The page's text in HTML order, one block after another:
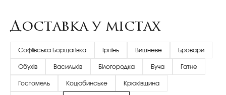
Доставка у містах
Софіївська Борщагівка Ірпінь Вишневе Бровари
Обухів Васильків Білогородка Буча Гатне
Гостомель Коцюбинське Крюківщина